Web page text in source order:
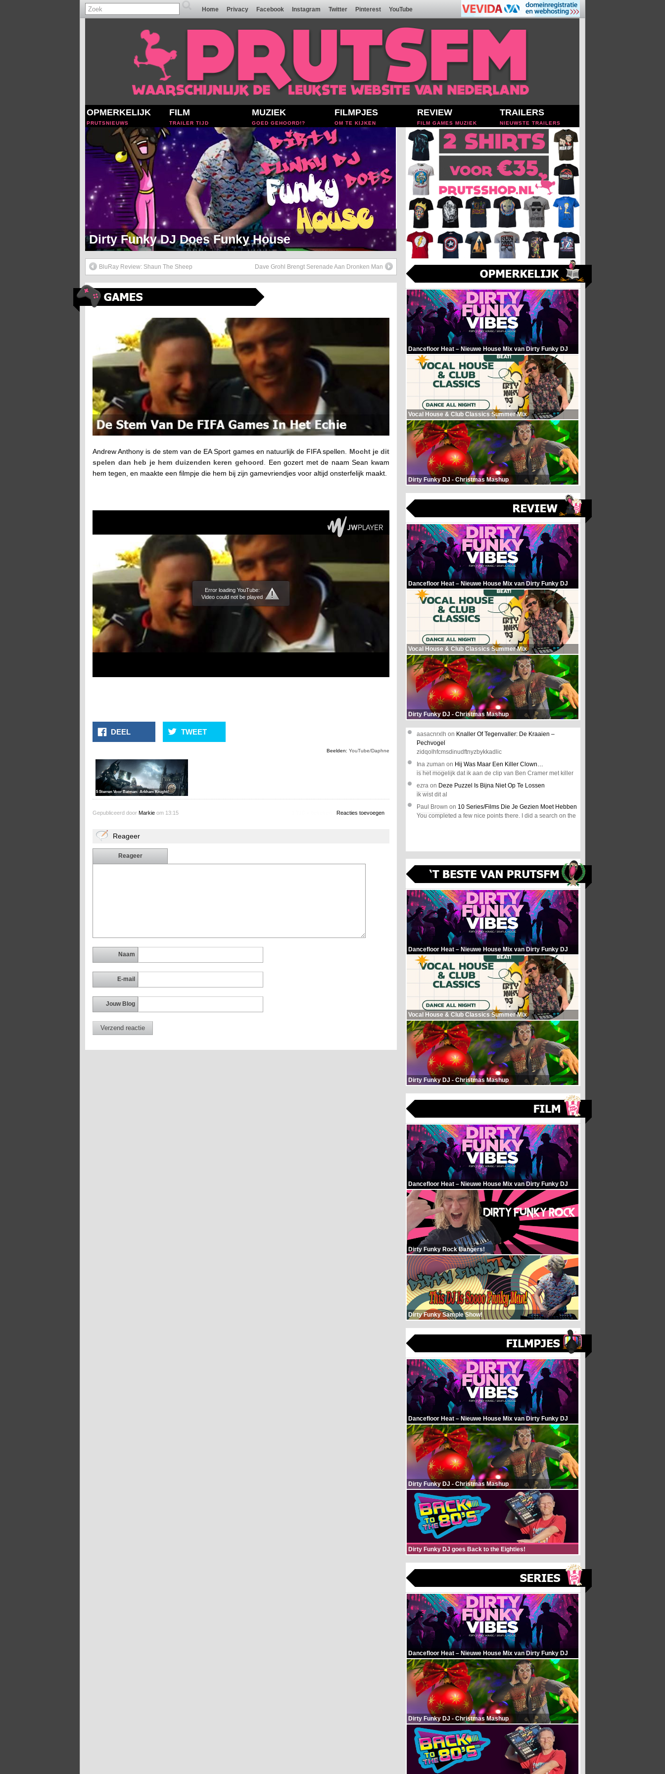
Home Privacy Facebook Instagram Twitter Pinterest YouTube
OPMERKELIJK
PRUTSNIEUWS
FILM
TRAILER TIJD
MUZIEK
GOED GEHOORD!?
FILMPJES
OM TE KIJKEN
REVIEW
FILM GAMES MUZIEK
TRAILERS
NIEUWSTE TRAILERS
Markie Mark Doet Een Heerlijk Soul Setje
BluRay Review: Shaun The Sheep Dave Grohl Brengt Serenade Aan Dronken Man
Andrew Anthony is de stem van de EA Sport games en natuurlijk de FIFA spellen. Mocht je dit
spelen dan heb je hem duizenden keren gehoord
Een gozert met de naam Sean kwam
hem tegen, en maakte een filmpje die hem bij zijn gamevriendjes voor altijd onsterfelijk maakt.
Error loading YouTube:
Video could not be played
DEEL TWEET
Beelden: YouTube/Daphne
5 Sterren Voor Batman: Arkham Knight!
Gepubliceerd door Markie om 13:15 Reacties toevoegen
Reageer
Reageer
Naam
E-mail
Jouw Blog
Dancefloor Heat – Nieuwe House Mix van Dirty Funky DJ
Vocal House & Club Classics Summer Mix
Dirty Funky DJ - Christmas Mashup
Dancefloor Heat – Nieuwe House Mix van Dirty Funky DJ
Vocal House & Club Classics Summer Mix
Dirty Funky DJ - Christmas Mashup
aasacnrxlh on Knaller Of Tegenvaller: De Kraaien –
Pechvogel
zidqolhfcmsdinudftnyzbykkadlic
Ina zuman on Hij Was Maar Een Killer Clown…
is het mogelijk dat ik aan de clip van Ben Cramer met killer
ezra on Deze Puzzel Is Bijna Niet Op Te Lossen
ik wist dit al
Paul Brown on 10 Series/Films Die Je Gezien Moet Hebben
You completed a few nice points there. I did a search on the
Dancefloor Heat – Nieuwe House Mix van Dirty Funky DJ
Vocal House & Club Classics Summer Mix
Dirty Funky DJ - Christmas Mashup
Dancefloor Heat – Nieuwe House Mix van Dirty Funky DJ
Dirty Funky Rock Bangers!
Dirty Funky Sample Show!
Dancefloor Heat – Nieuwe House Mix van Dirty Funky DJ
Dirty Funky DJ - Christmas Mashup
Dirty Funky DJ goes Back to the Eighties!
Dancefloor Heat – Nieuwe House Mix van Dirty Funky DJ
Dirty Funky DJ - Christmas Mashup